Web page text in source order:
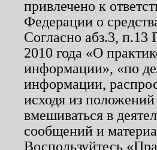
привлечено к
Федерации о
Согласно абз.3,
2010 года «О
информации», «по
информации,
исходя из
вмешиваться в
сообщений и
Воспользуйтесь